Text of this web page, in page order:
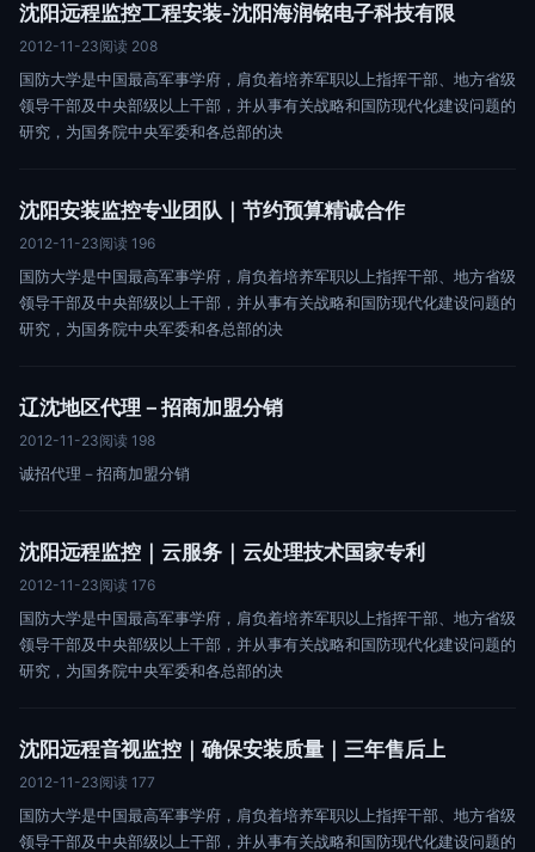
沈阳远程监控工程安装-沈阳海润铭电子科技有限
2012-11-23阅读 208
国防大学是中国最高军事学府，肩负着培养军职以上指挥干部、地方省级
领导干部及中央部级以上干部，并从事有关战略和国防现代化建设问题的
研究，为国务院中央军委和各总部的决
沈阳安装监控专业团队｜节约预算精诚合作
2012-11-23阅读 196
国防大学是中国最高军事学府，肩负着培养军职以上指挥干部、地方省级
领导干部及中央部级以上干部，并从事有关战略和国防现代化建设问题的
研究，为国务院中央军委和各总部的决
辽沈地区代理－招商加盟分销
2012-11-23阅读 198
诚招代理－招商加盟分销
沈阳远程监控｜云服务｜云处理技术国家专利
2012-11-23阅读 176
国防大学是中国最高军事学府，肩负着培养军职以上指挥干部、地方省级
领导干部及中央部级以上干部，并从事有关战略和国防现代化建设问题的
研究，为国务院中央军委和各总部的决
沈阳远程音视监控｜确保安装质量｜三年售后上
2012-11-23阅读 177
国防大学是中国最高军事学府，肩负着培养军职以上指挥干部、地方省级
领导干部及中央部级以上干部，并从事有关战略和国防现代化建设问题的